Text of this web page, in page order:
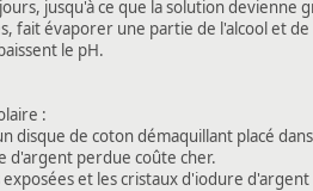
jusqu'à ce que la solution devienne
fait évaporer une partie de l'alcool et
le pH.
:
disque de coton démaquillant placé
d'argent perdue coûte cher.
et les cristaux d'iodure